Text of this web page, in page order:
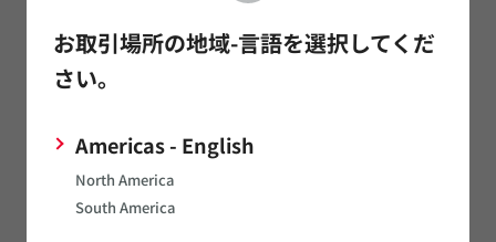
お取引場所の地域-言語を選択してくだ
さい。
Americas - English
North America
South America